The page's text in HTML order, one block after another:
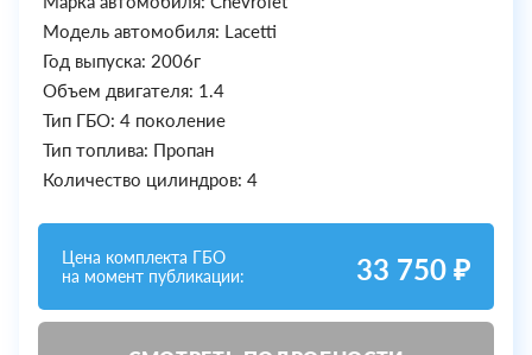
Модель автомобиля: Lacetti
Год выпуска: 2006г
Объем двигателя: 1.4
Тип ГБО: 4 поколение
Тип топлива: Пропан
Количество цилиндров: 4
Цена комплекта ГБО
на момент публикации:
33 750 ₽